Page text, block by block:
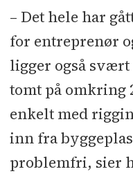
Sjalusierl
Douglas Norge
Norgel
Energil
Lås og beslag:
og
Bjøråsl
– Det hele har
for entreprenør
ligger også
tomt på omkring
enkelt med
inn fra
problemfri, sier